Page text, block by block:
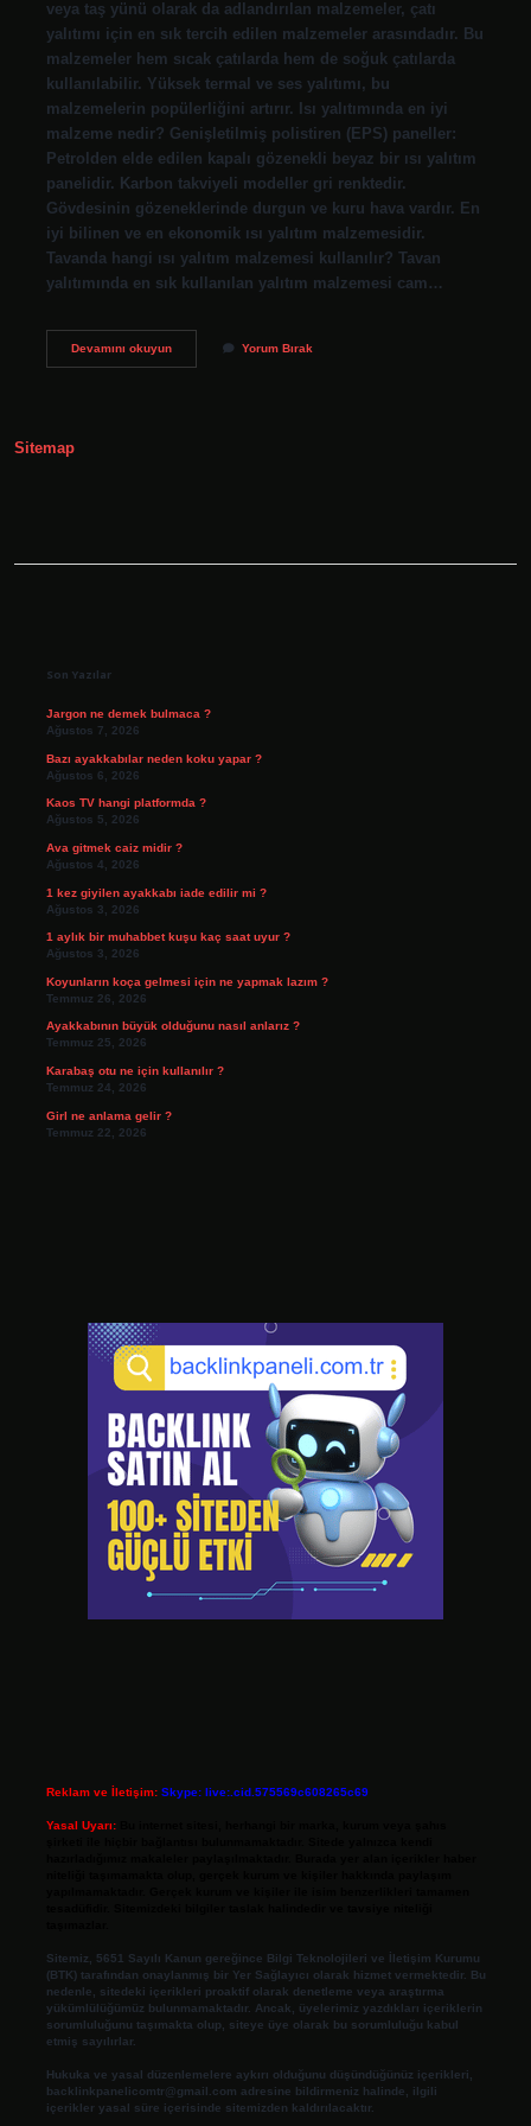
veya taş yünü olarak da adlandırılan malzemeler, çatı
yalıtımı için en sık tercih edilen malzemeler arasındadır. Bu
malzemeler hem sıcak çatılarda hem de soğuk çatılarda
kullanılabilir. Yüksek termal ve ses yalıtımı, bu
malzemelerin popülerliğini artırır. Isı yalıtımında en iyi
malzeme nedir? Genişletilmiş polistiren (EPS) paneller:
Petrolden elde edilen kapalı gözenekli beyaz bir ısı yalıtım
panelidir. Karbon takviyeli modeller gri renktedir.
Gövdesinin gözeneklerinde durgun ve kuru hava vardır. En
iyi bilinen ve en ekonomik ısı yalıtım malzemesidir.
Tavanda hangi ısı yalıtım malzemesi kullanılır? Tavan
yalıtımında en sık kullanılan yalıtım malzemesi cam…
Devamını okuyunÇatı
Yorum Bırak
Sitemap
Son Yazılar
Jargon ne demek bulmaca ?
Ağustos 7, 2026
Bazı ayakkabılar neden koku yapar ?
Ağustos 6, 2026
Kaos TV hangi platformda ?
Ağustos 5, 2026
Ava gitmek caiz midir ?
Ağustos 4, 2026
1 kez giyilen ayakkabı iade edilir mi ?
Ağustos 3, 2026
1 aylık bir muhabbet kuşu kaç saat uyur ?
Ağustos 3, 2026
Koyunların koça gelmesi için ne yapmak lazım ?
Temmuz 26, 2026
Ayakkabının büyük olduğunu nasıl anlarız ?
Temmuz 25, 2026
Karabaş otu ne için kullanılır ?
Temmuz 24, 2026
Girl ne anlama gelir ?
Temmuz 22, 2026
Reklam ve İletişim: Skype: live:.cid.575569c608265c69
Yasal Uyarı:
Sitemiz, 5651 Sayılı Kanun gereğince Bilgi Teknolojileri ve İletişim Kurumu
(BTK) tarafından onaylanmış bir Yer Sağlayıcı olarak hizmet vermektedir. Bu
nedenle, sitedeki içerikleri proaktif olarak denetleme veya araştırma
yükümlülüğümüz bulunmamaktadır. Ancak, üyelerimiz yazdıkları içeriklerin
sorumluluğunu taşımakta olup, siteye üye olarak bu sorumluluğu kabul
etmiş sayılırlar.
Hukuka ve yasal düzenlemelere aykırı olduğunu düşündüğünüz içerikleri,
backlinkpanelicomtr@gmail.com adresine bildirmeniz halinde, ilgili
içerikler yasal süre içerisinde sitemizden kaldırılacaktır.